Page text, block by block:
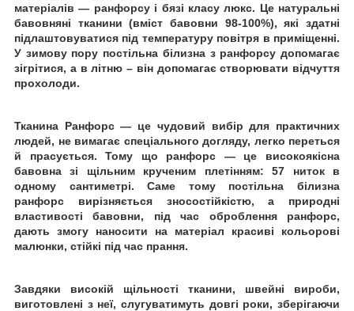
матеріалів — ранфорсу і бязі класу люкс. Це натуральні
бавовняні тканини (вміст бавовни 98-100%), які здатні
підлаштовуватися під температуру повітря в приміщенні.
У зимову пору постільна білизна з ранфорсу допомагає
зігрітися, а в літню – він допомагає створювати відчуття
прохолоди.
Тканина Ранфорс — це чудовий вибір для практичних
людей, не вимагає спеціального догляду, легко переться
й
прасується. Тому що ранфорс — це високоякісна
бавовна зі щільним крученим плетінням: 57 ниток в
одному сантиметрі. Саме тому постільна білизна
ранфорс вирізняється зносостійкістю, а природні
властивості бавовни, під час оброблення ранфорс,
дають змогу наносити на матеріал красиві кольорові
малюнки, стійкі під час прання.
Завдяки високій щільності тканини, швейні вироби,
виготовлені з неї, слугуватимуть довгі роки, зберігаючи